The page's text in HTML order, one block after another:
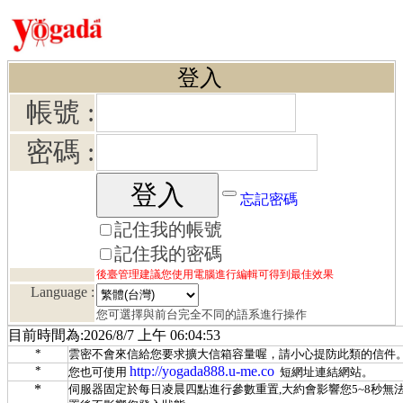
登入
帳號 :
密碼 :
忘記密碼
記住我的帳號
記住我的密碼
後臺管理建議您使用電腦進行編輯可得到最佳效果
Language :
您可選擇與前台完全不同的語系進行操作
目前時間為:2026/8/7 上午 06:04:53
*
雲密不會來信給您要求擴大信箱容量喔，請小心提防此類的信件
*
您也可使用 http://yogada888.u-me.co 短網址連結網站。
*
伺服器固定於每日凌晨四點進行參數重置,大約會影響您5~8秒無